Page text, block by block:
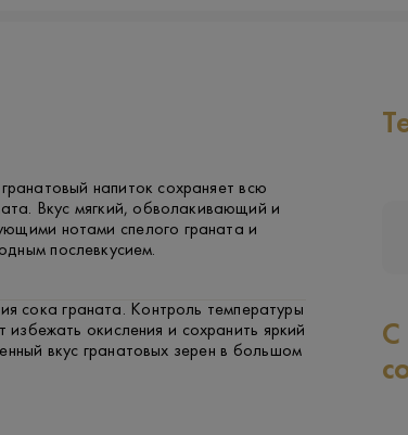
напиток сохраняет всю
Вкус мягкий, обволакивающий и
нотами спелого граната и
послевкусием.
сока граната. Контроль температуры
избежать окисления и сохранить яркий
вкус гранатовых зерен в большом
С